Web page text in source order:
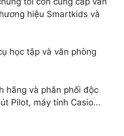
hiệu Smartkids và
học tập và văn phòng
hãng và phân phối độc
Pilot, máy tính Casio…